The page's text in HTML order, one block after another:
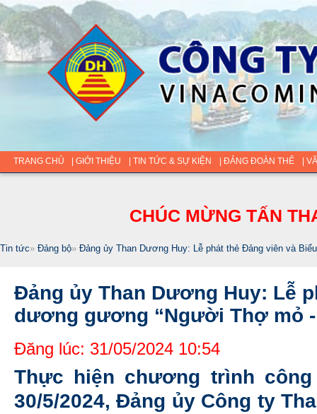
TRANG CHỦ | GIỚI THIỆU | TIN TỨC & SỰ KIỆN | ĐẢNG ĐOÀN THỂ |
CHÚC MỪNG TẤN
Tin tức» Đảng bộ» Đảng ủy Than Dương Huy: Lễ phát thẻ Đảng viên và
Đảng ủy Than Dương Huy: Lễ
dương gương “Người Thợ mỏ
Đăng lúc: 31/05/2024 10:54
Thực hiện chương trình
30/5/2024, Đảng ủy Công ty